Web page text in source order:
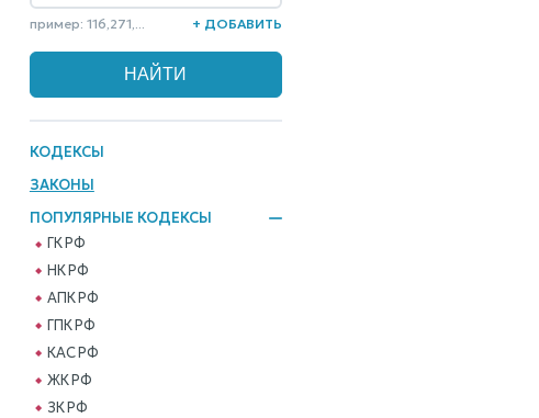
пример: 116,271,... + ДОБАВИТЬ
КОДЕКСЫ
ЗАКОНЫ
ПОПУЛЯРНЫЕ КОДЕКСЫ
ГК РФ
НК РФ
АПК РФ
ГПК РФ
КАС РФ
ЖК РФ
ЗК РФ